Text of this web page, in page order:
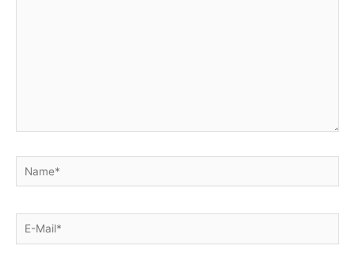
Name*
E-
Mail*